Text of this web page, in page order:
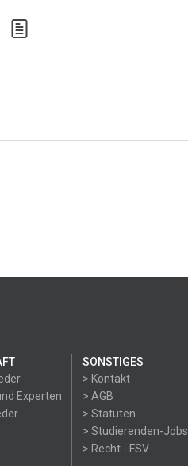
Experten
SONSTIGES
> Kontakt
> AGB
> Statuten
> Studierenden-Jobs
> Recht - FSV